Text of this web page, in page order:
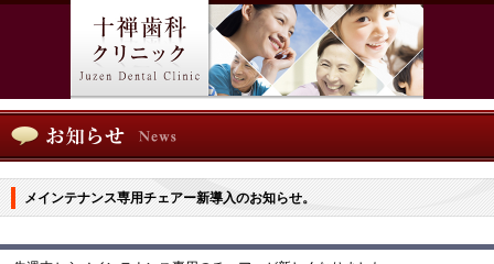
メインテナンス専用チェアー新導入のお知らせ。